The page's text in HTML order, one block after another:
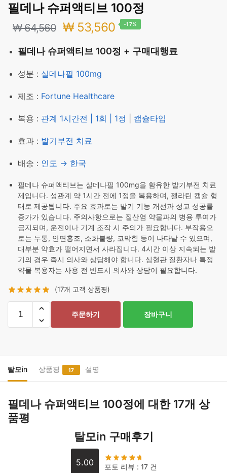
필데나 슈퍼액티브 100정
₩64,560 원
래
₩ 64,560.
₩53,560현
재
-17%
필데나 슈퍼액티브 100정 + 구매대행료
성분 : 실데나필 100mg
제조 : Fortune Healthcare
복용 : 관계 1시간전 | 1회 | 1정 캡슐타입
효과 : 발기부전 치료
배송 : 인도 → 한국
필데나 슈퍼액티브는 실데나필 100mg을 함유한 발기부전 치료
제입니다. 성관계 약 1시간 전에 1정을 복용하며, 젤라틴 캡슐 형
태로 제공됩니다. 주요 효과로는 발기 기능 개선과 성교 성공률
증가가 있습니다. 주의사항으로는 질산염 약물과의 병용 투여가
금지되며, 운전이나 기계 조작 시 주의가 필요합니다. 부작용으
로는 두통, 안면홍조, 소화불량, 코막힘 등이 나타날 수 있으며,
대부분 약효가 떨어지면서 사라집니다. 4시간 이상 지속되는 발
기의 경우 즉시 의사와 상담해야 합니다. 심혈관 질환자나 특정
약물 복용자는 사용 전 반드시 의사와 상담이 필요합니다.
(17개 고객 상품평)
액
티
100
정
주문하기 장바구니
탈모in 상품평 17 설명
필데나 슈퍼액티브 100정에 대한 17개 상
품평
탈모in 구매후기
5.00 포토 리뷰 : 17 건